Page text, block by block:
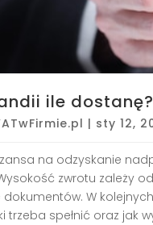
ile dostanę?
| sty 12,
na odzyskanie
zwrotu zależy
W
trzeba spełnić oraz jak